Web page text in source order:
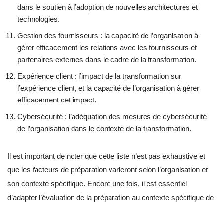
dans le soutien à l’adoption de nouvelles architectures et
technologies.
Gestion des fournisseurs : la capacité de l’organisation à
gérer efficacement les relations avec les fournisseurs et
partenaires externes dans le cadre de la transformation.
Expérience client : l’impact de la transformation sur
l’expérience client, et la capacité de l’organisation à gérer
efficacement cet impact.
Cybersécurité : l’adéquation des mesures de cybersécurité
de l’organisation dans le contexte de la transformation.
Il est important de noter que cette liste n’est pas exhaustive et
que les facteurs de préparation varieront selon l’organisation et
son contexte spécifique. Encore une fois, il est essentiel
d’adapter l’évaluation de la préparation au contexte spécifique de